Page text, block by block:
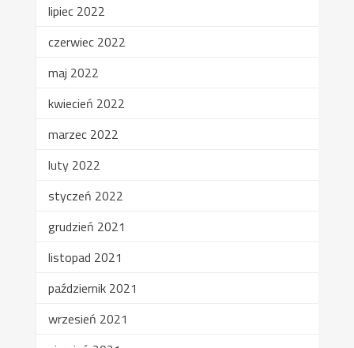
lipiec 2022
czerwiec 2022
maj 2022
kwiecień 2022
marzec 2022
luty 2022
styczeń 2022
grudzień 2021
listopad 2021
październik 2021
wrzesień 2021